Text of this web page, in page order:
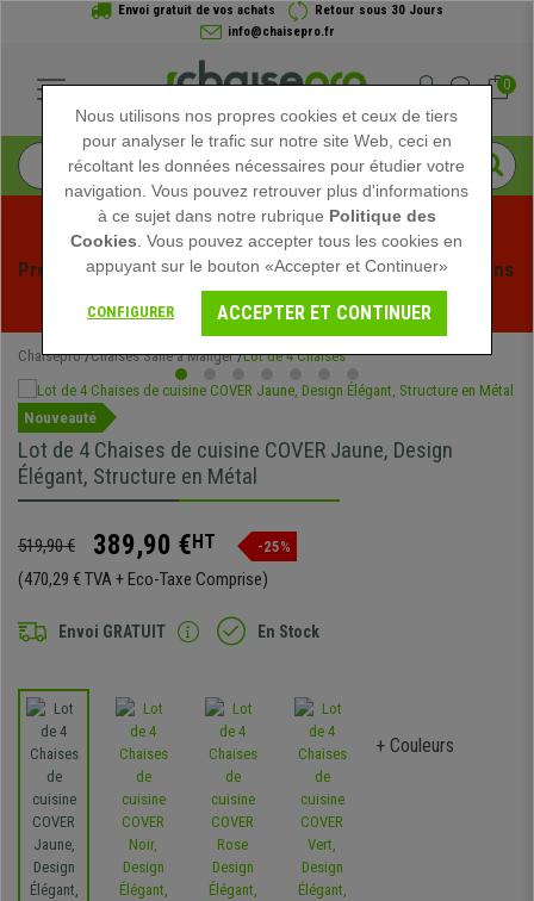
Envoi gratuit de vos achats
Retour sous 30 Jours
info@chaisepro.fr
0
Profitez des soldes d'été chez Chaisepro ! Des réductions
exclusives pour une durée limitée - Voir l'offre
Chaisepro Chaises Salle à Manger Lot de 4 Chaises
Nouveauté
Lot de 4 Chaises de cuisine COVER Jaune, Design
Élégant, Structure en Métal
519,90 € 389,90 €HT -25%
(470,29 € TVA + Eco-Taxe Comprise)
Envoi GRATUIT En Stock
+ Couleurs
Nous utilisons nos propres cookies et ceux de tiers
pour analyser le trafic sur notre site Web, ceci en
récoltant les données nécessaires pour étudier votre
navigation. Vous pouvez retrouver plus d'informations
à ce sujet dans notre rubrique Politique des
Cookies . Vous pouvez accepter tous les cookies en
appuyant sur le bouton «Accepter et Continuer»
CONFIGURER ACCEPTER ET CONTINUER